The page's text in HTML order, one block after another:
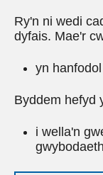
Ry'n ni wedi
dyfais. Mae'r
yn
Byddem hefyd
i wella'n